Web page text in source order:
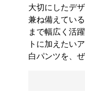
大切にしたデ
兼ね備えてい
まで幅広く活
トに加えたい
白パンツを、